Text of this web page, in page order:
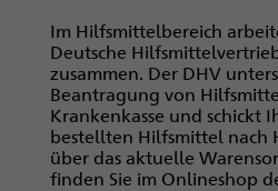
Im Hilfsmittelbereich
Deutsche
zusammen. Der DHV
Beantragung von
Krankenkasse und schickt
bestellten Hilfsmittel nach
über das aktuelle
finden Sie im Onlineshop